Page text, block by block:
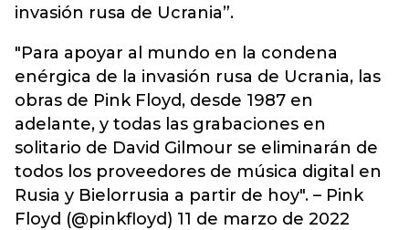
invasión rusa de Ucrania”.
"Para apoyar al mundo en la condena
enérgica de la invasión rusa de Ucrania, las
obras de Pink Floyd, desde 1987 en
adelante, y todas las grabaciones en
solitario de David Gilmour se eliminarán de
todos los proveedores de música digital en
Rusia y Bielorrusia a partir de hoy". – Pink
Floyd (@pinkfloyd) 11 de marzo de 2022